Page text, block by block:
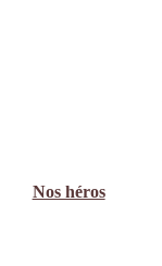
Nos héros